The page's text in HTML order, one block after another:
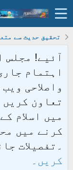
تحقیق حدیث سے
آئیے! مجلس
اہتمام
واصلاحی
تعاون
میں اسلام
کرنے میں
۔تفصیلات
کریں۔